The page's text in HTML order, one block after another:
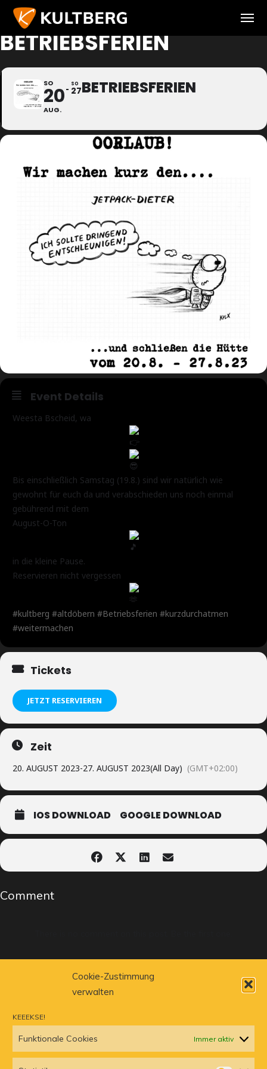
Cookie-Zustimmung
verwalten
KEEEKSE!
Funktionale Cookies Immer aktiv
BETRIEBSFERIEN
SO
20
AUG.
SO
27BETRIEBSFERIEN
Event Details
Weesta Bscheid, wa
Bis einschließlich Samstag (19.8.) sind wir natürlich wie
gewohnt für euch da und verabschieden uns noch einmal
gebührend mit dem
August-O-Ton
in die kleine Pause.
Reservieren nicht vergessen
#kultberg #altdöbern #Betriebsferien #kurzdurchatmen
#weitermachen
Tickets
JETZT RESERVIEREN
Zeit
20. AUGUST 2023-27. AUGUST 2023(All Day) (GMT+02:00)
IOS DOWNLOAD GOOGLE DOWNLOAD
Comment
LEAVE A COMMENT